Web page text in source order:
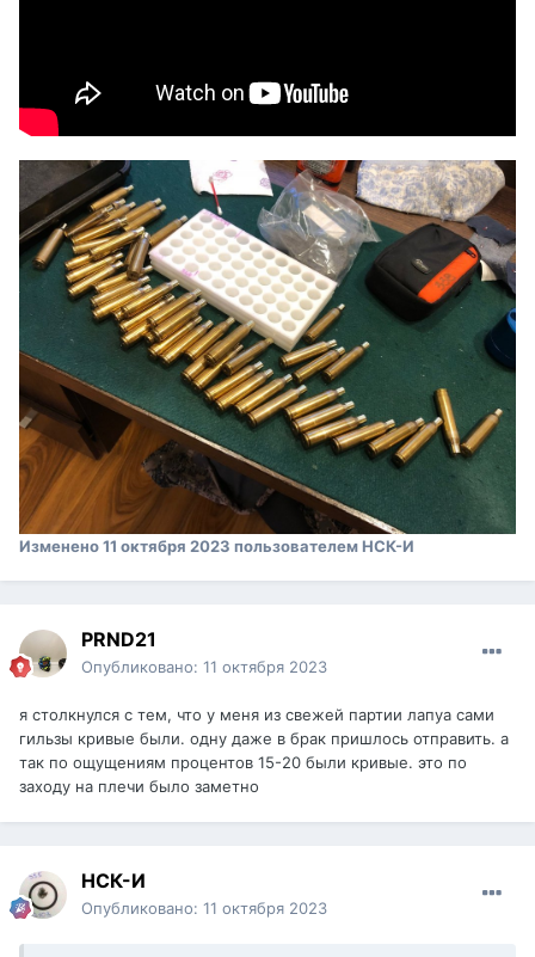
Изменено11 октября 2023 пользователем НСК-И
PRND21
Опубликовано: 11 октября 2023
я столкнулся с тем, что у меня из свежей партии лапуа сами
гильзы кривые были. одну даже в брак пришлось отправить. а
так по ощущениям процентов 15-20 были кривые. это по
заходу на плечи было заметно
НСК-И
Опубликовано: 11 октября 2023